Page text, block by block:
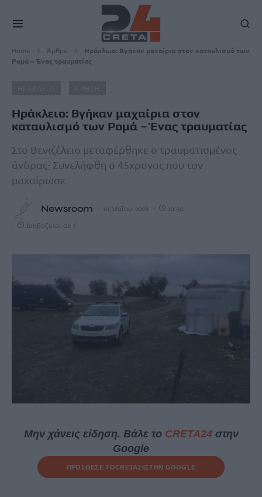
Home Άρθρα
Ηράκλειο: Βγήκαν μαχαίρια στον καταυλισμό των
Ρομά – Ένας τραυματίας
Ηράκλειο: Βγήκαν μαχαίρια στον
καταυλισμό των Ρομά – Ένας τραυματίας
Στο Βενιζέλειο μεταφέρθηκε ο τραυματισμένος
άνδρας- Συνελήφθη ο 45χρονος που τον
μαχαίρωσε
Newsroom 10 Μαΐου, 2026 10:50
Διαβάζεται σε 1'
Μην χάνεις είδηση. Βάλε το CRETA24στην
Google
ΠΡΟΣΘΕΣΕ ΤΟCRETA24ΣΤΗΝ GOOGLE